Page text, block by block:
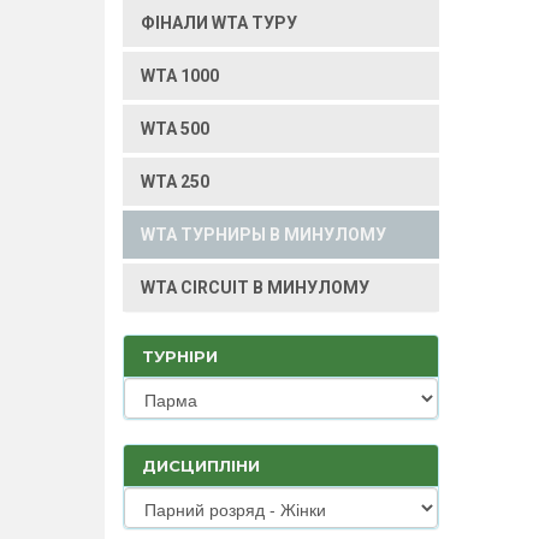
ФІНАЛИ WTA ТУРУ
WTA 1000
WTA 500
WTA 250
WTA ТУРНИРЫ В МИНУЛОМУ
WTA CIRCUIT В МИНУЛОМУ
ТУРНІРИ
ДИСЦИПЛІНИ